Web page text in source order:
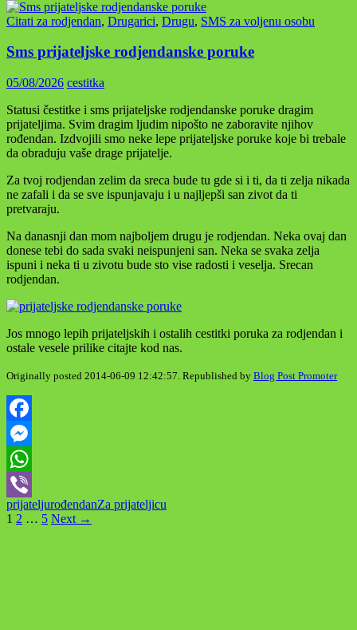
Citati za rodjendan, Drugarici, Drugu, SMS za voljenu osobu
Sms prijateljske rodjendanske poruke
05/08/2026 cestitka
Statusi čestitke i sms prijateljske rodjendanske poruke dragim
prijateljima. Svim dragim ljudim nipošto ne zaboravite njihov
rođendan. Izdvojili smo neke lepe prijateljske poruke koje bi trebale
da obraduju vaše drage prijatelje.
Za tvoj rodjendan zelim da sreca bude tu gde si i ti, da ti zelja nikada
ne zafali i da se sve ispunjavaju i u najljepši san zivot da ti
pretvaraju.
Na danasnji dan mom najboljem drugu je rodjendan. Neka ovaj dan
donese tebi do sada svaki neispunjeni san. Neka se svaka zelja
ispuni i neka ti u zivotu bude sto vise radosti i veselja. Srecan
rodjendan.
Jos mnogo lepih prijateljskih i ostalih cestitki poruka za rodjendan i
ostale vesele prilike citajte kod nas.
Originally posted 2014-06-09 12:42:57. Republished by Blog Post Promoter
Facebook
Messenger
WhatsApp
Viber
prijateljurođendanZa prijateljicu
Posts
1 2 … 5 Next →